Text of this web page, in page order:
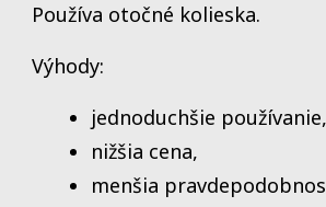
Používa otočné kolieska.
Výhody:
jednoduchšie používanie,
nižšia cena,
menšia